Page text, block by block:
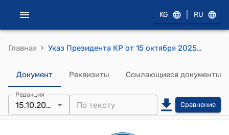
KG RU
Главная › Указ Президента КР от 15 октября 2025 года № 288 "О Борбиеве Б.И."
Документ Реквизиты Ссылающиеся документы
Редакция
15.10.2025 Сравнение